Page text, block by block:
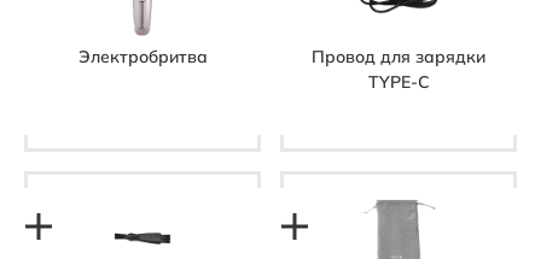
Электробритва
Провод для зарядки
TYPE-С